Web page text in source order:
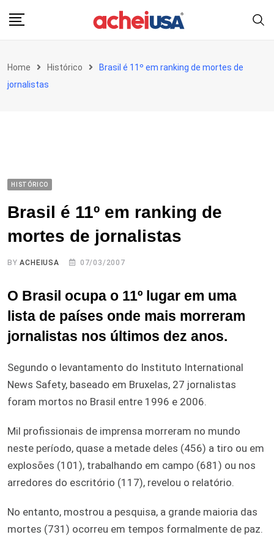
Home Histórico
Brasil é 11º em ranking de mortes de
jornalistas
HISTÓRICO
Brasil é 11º em ranking de
mortes de jornalistas
BYACHEIUSA 07/03/2007
O Brasil ocupa o 11º lugar em uma
lista de países onde mais morreram
jornalistas nos últimos dez anos.
Segundo o levantamento do Instituto International
News Safety, baseado em Bruxelas, 27 jornalistas
foram mortos no Brasil entre 1996 e 2006.
Mil profissionais de imprensa morreram no mundo
neste período, quase a metade deles (456) a tiro ou em
explosões (101), trabalhando em campo (681) ou nos
arredores do escritório (117), revelou o relatório.
No entanto, mostrou a pesquisa, a grande maioria das
mortes (731) ocorreu em tempos formalmente de paz.